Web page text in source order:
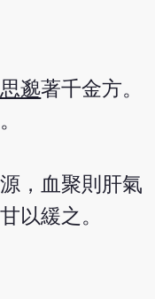
邈著千金方。
，血聚則肝氣
以緩之。